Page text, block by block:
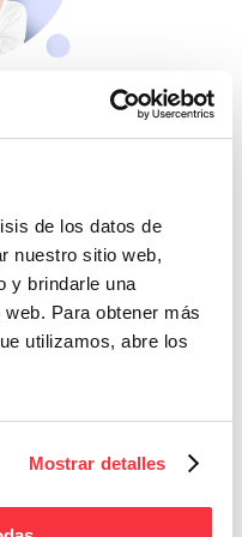
de los datos de
nuestro sitio web,
y brindarle una
Para obtener más
utilizamos, abre los
Mostrar detalles
tú…